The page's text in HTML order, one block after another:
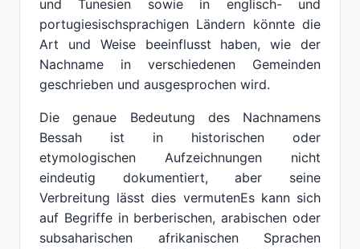
und Tunesien sowie in englisch- und
portugiesischsprachigen Ländern könnte die
Art und Weise beeinflusst haben, wie der
Nachname in verschiedenen Gemeinden
geschrieben und ausgesprochen wird.
Die genaue Bedeutung des Nachnamens
Bessah ist in historischen oder
etymologischen Aufzeichnungen nicht
eindeutig dokumentiert, aber seine
Verbreitung lässt dies vermutenEs kann sich
auf Begriffe in berberischen, arabischen oder
subsaharischen afrikanischen Sprachen